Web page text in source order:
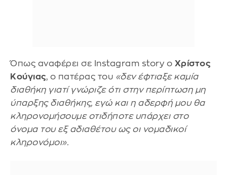
Όπως αναφέρει σε Instagram story ο Χρίστος
Κούγιας, ο πατέρας του «δεν έφτιαξε καμία
διαθήκη γιατί γνώριζε ότι στην περίπτωση μη
ύπαρξης διαθήκης, εγώ και η αδερφή μου θα
κληρονομήσουμε οτιδήποτε υπάρχει στο
όνομα του εξ αδιαθέτου ως οι νομαδικοί
κληρονόμοι».